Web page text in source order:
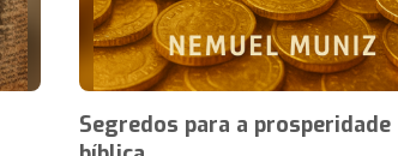
Segredos para a prosperidade